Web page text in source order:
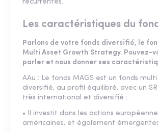
récurrentes.
Les caractéristiques du
Parlons de votre fonds diversifié, le
Multi Asset Growth Strategy. Pouvez-
parler et nous donner ses
AAu : Le fonds MAGS est un fonds
diversifié, au profil équilibré, avec un
très international et diversifié :
• Il investit dans les actions
américaines, et également